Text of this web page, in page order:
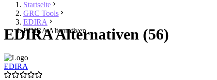
Startseite
GRC Tools
EDIRA
EDIRA Alternativen
EDIRA Alternativen (56)
EDIRA